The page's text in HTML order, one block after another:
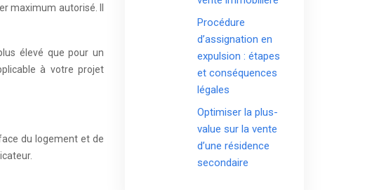
maximum autorisé. Il
élevé que pour un
à votre projet
du logement et de
Procédure
d’assignation en
expulsion : étapes
et conséquences
légales
Optimiser la plus-
value sur la vente
d’une résidence
secondaire